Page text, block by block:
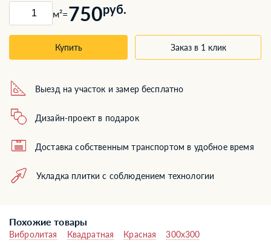
м²=750руб.
Купить Заказ в 1 клик
Выезд на участок и замер бесплатно
Дизайн-проект в подарок
Доставка собственным транспортом в удобное время
Укладка плитки с соблюдением технологии
Похожие товары
Вибролитая Квадратная Красная 300x300